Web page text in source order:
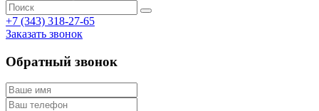
+7 (343) 318-27-65
Заказать звонок
Обратный звонок